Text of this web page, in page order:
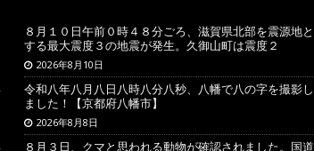
８月１０日午前０時４８分ごろ、滋賀県北部を震源地と
する最大震度３の地震が発生。久御山町は震度２
2026年8月10日
令和八年八月八日八時八分八秒、八幡で八の字を撮影し
ました！【京都府八幡市】
2026年8月8日
８月３日、クマと思われる動物が確認されました。国道